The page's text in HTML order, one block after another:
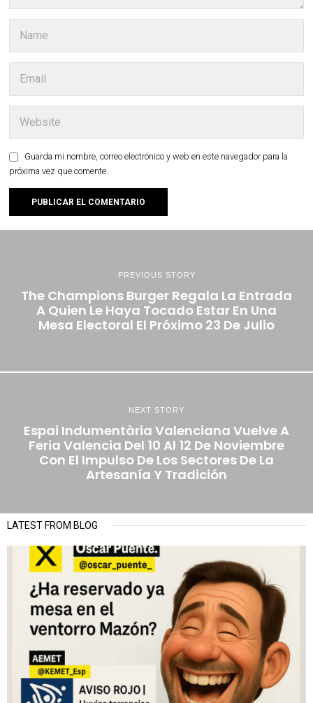
Guarda mi nombre, correo electrónico y web en este navegador para la
próxima vez que comente.
PREVIOUS STORY
The Champions Burger Regala La Entrada
A Quien Le Haya Tocado Estar En Una
Mesa Electoral El Próximo 23 De Julio
NEXT STORY
Espai Indumentària Valenciana Vuelve A
Feria Valencia Del 10 Al 12 De Noviembre
Con El Impulso De Los Sectores De La
Artesanía Y Tradición
LATEST FROM BLOG